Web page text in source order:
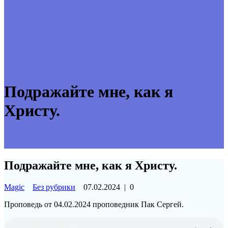
Подражайте мне, как я
Христу.
Подражайте мне, как я Христу.
Magic Без рубрики 07.02.2024 | 0
Проповедь от 04.02.2024 проповедник Пак Сергей.